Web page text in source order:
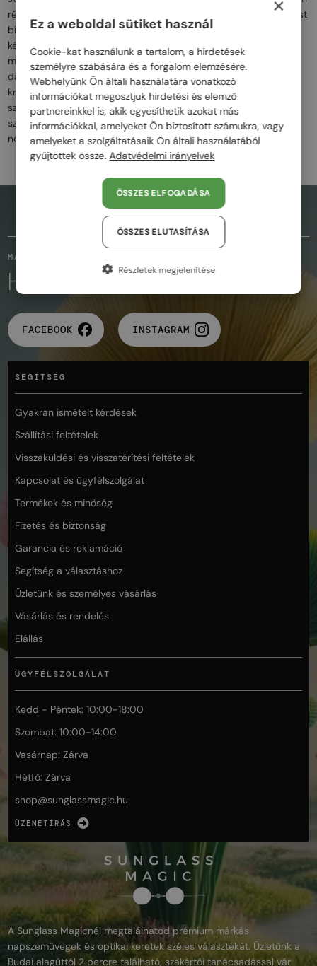
részletekkel rendelkeznek, amelyek egyedi, dinamikus megjelenést
biztosítanak viselőiknek. A Miu Miu szemüvegei azok számára
készültek, akik szeretnék kifejezni egyedi személyiségüket,
miközben a prémium minőség és a divatos dizájn minden
darabban jelen van. Az élénk színek, a nagy méretű keretek és a
kreatív motívumok mind hozzájárulnak ahhoz, hogy a Miu Miu
szemüvegei egyedivé és figyelemfelkeltővé váljanak. A Miu Miu
szemüvegek ideálisak azoknak, akik a modern, bátran kifejeződő,
nőies stílust keresik.
AZ OLDAL TETEJÉRE
MARADJUNK KAPCSOLATBAN
KÖVESD A VARÁZSLATOT
FACEBOOK INSTAGRAM
SEGÍTSÉG
Gyakran ismételt kérdések
Szállítási feltételek
Visszaküldési és visszatérítési feltételek
Kapcsolat és ügyfélszolgálat
Termékek és minőség
Fizetés és biztonság
Garancia és reklamáció
Segítség a választáshoz
Üzletünk és személyes vásárlás
Vásárlás és rendelés
Elállás
ÜGYFÉLSZOLGÁLAT
Kedd - Péntek: 10:00-18:00
Szombat: 10:00-14:00
Vasárnap: Zárva
Hétfő: Zárva
shop@sunglassmagic.hu
ÜZENETÍRÁS
A Sunglass Magicnél megtalálhatod prémium márkás
napszemüvegek és optikai keretek széles választékát. Üzletünk a
Budai alagúttól 2 percre található, szakértői tanácsadással vár
×
Ez a weboldal sütiket használ
Cookie-kat használunk a tartalom, a hirdetések
személyre szabására és a forgalom elemzésére.
Webhelyünk Ön általi használatára vonatkozó
információkat megosztjuk hirdetési és elemző
partnereinkkel is, akik egyesíthetik azokat más
információkkal, amelyeket Ön biztosított számukra, vagy
amelyeket a szolgáltatásaik Ön általi használatából
gyűjtöttek össze. Adatvédelmi irányelvek
ÖSSZES ELFOGADÁSA
ÖSSZES ELUTASÍTÁSA
Részletek megjelenítése